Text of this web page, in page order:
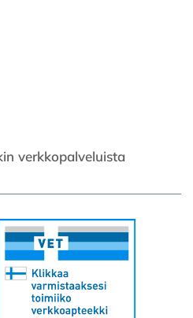
verkkopalveluista